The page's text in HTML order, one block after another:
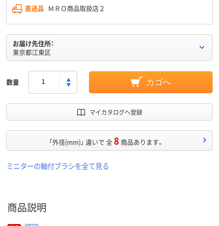
直送品 ＭＲＯ商品取扱店２
お届け先住所：
東京都江東区
数量 カゴへ
マイカタログへ登録
「外径(mm)」 違いで 全8 商品あります。
ミニターの軸付ブラシを全て見る
商品説明